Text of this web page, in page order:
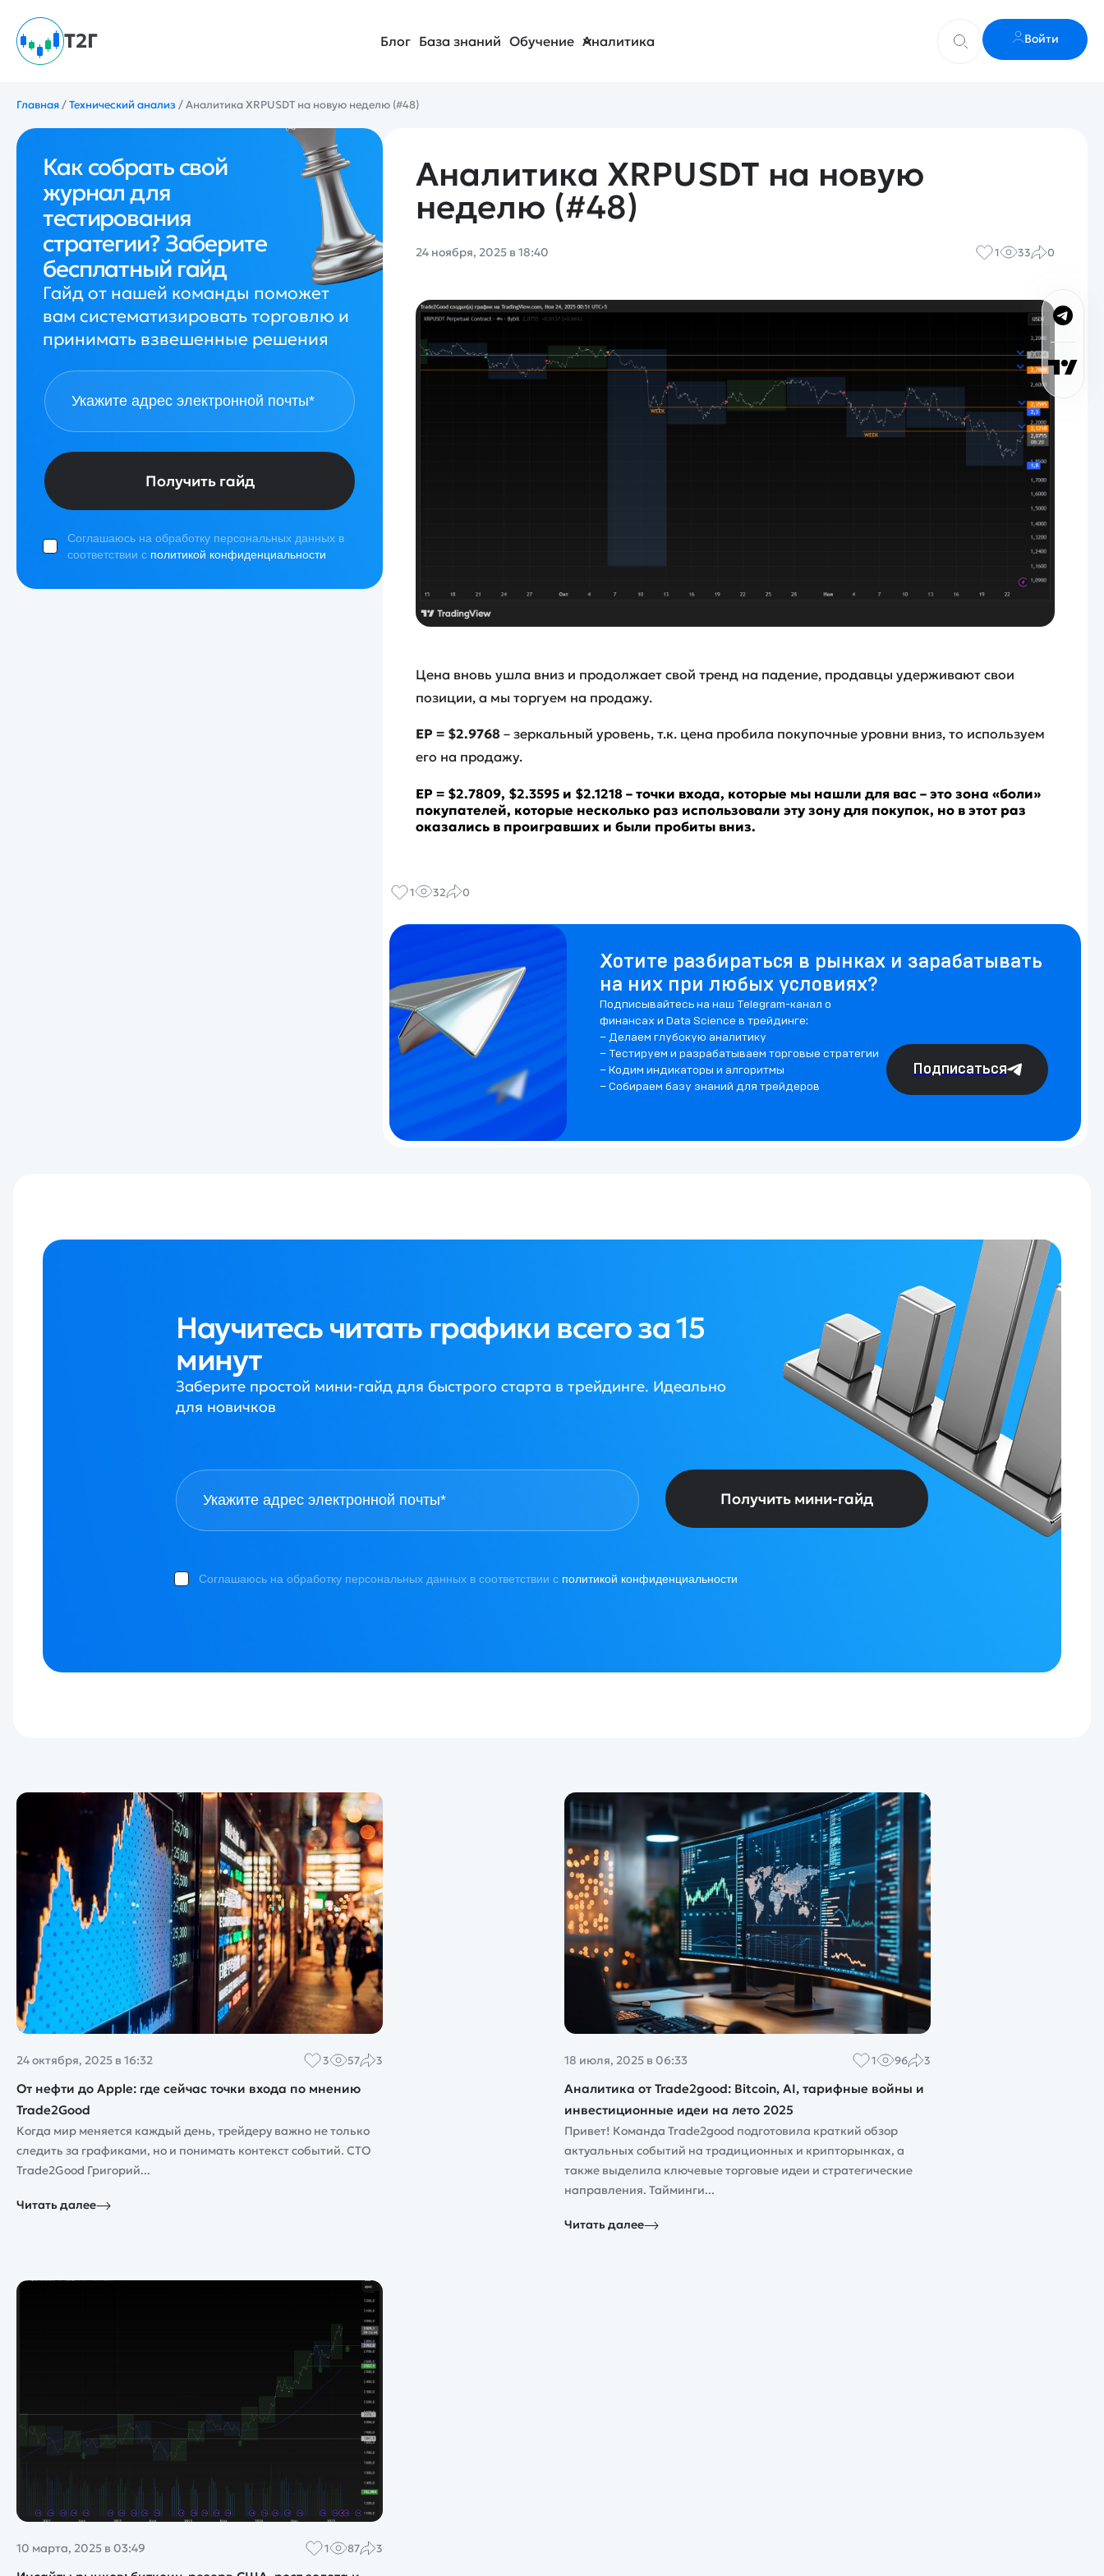
Т2Г Блог База знаний Обучение Аналитика Войти
Главная/Технический анализ /Аналитика XRPUSDT на новую неделю (#48)
Как собрать свой
журнал для
тестирования
стратегии? Заберите
бесплатный гайд
Гайд от нашей команды поможет
вам систематизировать торговлю и
принимать взвешенные решения
Получить гайд
Соглашаюсь на обработку персональных данных в
соответствии с политикой конфиденциальности
Аналитика XRPUSDT на новую
неделю (#48)
24 ноября, 2025 в 18:40 1 33 0
Цена вновь ушла вниз и продолжает свой тренд на падение, продавцы удерживают свои
позиции, а мы торгуем на продажу.
EP = $2.9768 – зеркальный уровень, т.к. цена пробила покупочные уровни вниз, то используем
его на продажу.
EP = $2.7809, $2.3595 и $2.1218 – точки входа, которые мы нашли для вас – это зона «боли»
покупателей, которые несколько раз использовали эту зону для покупок, но в этот раз
оказались в проигравших и были пробиты вниз.
1 32 0
Хотите разбираться в рынках и зарабатывать
на них при любых условиях?
Подписывайтесь на наш Telegram-канал о
финансах и Data Science в трейдинге:
– Делаем глубокую аналитику
– Тестируем и разрабатываем торговые стратегии
– Кодим индикаторы и алгоритмы
– Собираем базу знаний для трейдеров
Подписаться
Научитесь читать графики всего за 15
минут
Заберите простой мини-гайд для быстрого старта в трейдинге. Идеально
для новичков
Получить мини-гайд
Соглашаюсь на обработку персональных данных в соответствии с политикой конфиденциальности
24 октября, 2025 в 16:32 3 57 3
От нефти до Apple: где сейчас точки входа по мнению
Trade2Good
Когда мир меняется каждый день, трейдеру важно не только
следить за графиками, но и понимать контекст событий. CTO
Trade2Good Григорий...
Читать далее
18 июля, 2025 в 06:33 1 96 3
Аналитика от Trade2good: Bitcoin, AI, тарифные войны и
инвестиционные идеи на лето 2025
Привет! Команда Trade2good подготовила краткий обзор
актуальных событий на традиционных и крипторынках, а
также выделила ключевые торговые идеи и стратегические
направления. Тайминги...
Читать далее
10 марта, 2025 в 03:49 1 87 3